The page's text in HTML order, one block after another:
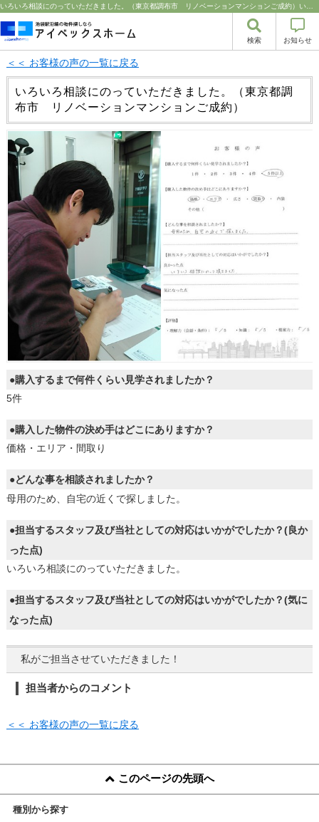
検索 お知らせ
＜＜ お客様の声の一覧に戻る
いろいろ相談にのっていただきました。（東京都調
布市 リノベーションマンションご成約）
●購入するまで何件くらい見学されましたか？
5件
●購入した物件の決め手はどこにありますか？
価格・エリア・間取り
●どんな事を相談されましたか？
母用のため、自宅の近くで探しました。
●担当するスタッフ及び当社としての対応はいかがでしたか？(良か
った点)
いろいろ相談にのっていただきました。
●担当するスタッフ及び当社としての対応はいかがでしたか？(気に
なった点)
私がご担当させていただきました！
担当者からのコメント
＜＜ お客様の声の一覧に戻る
このページの先頭へ
種別から探す